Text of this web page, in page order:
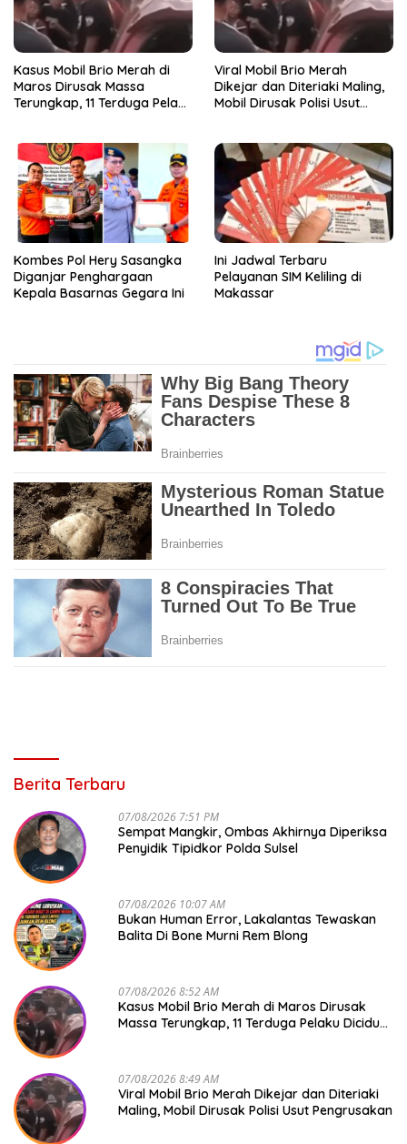
Kasus Mobil Brio Merah di
Maros Dirusak Massa
Terungkap, 11 Terduga Pelaku
Viral Mobil Brio Merah
Dikejar dan Diteriaki Maling,
Mobil Dirusak Polisi Usut
Kombes Pol Hery Sasangka
Diganjar Penghargaan
Kepala Basarnas Gegara Ini
Ini Jadwal Terbaru
Pelayanan SIM Keliling di
Makassar
Berita Terbaru
07/08/2026 7:51 PM
Sempat Mangkir, Ombas Akhirnya Diperiksa
Penyidik Tipidkor Polda Sulsel
07/08/2026 10:07 AM
Bukan Human Error, Lakalantas Tewaskan
Balita Di Bone Murni Rem Blong
07/08/2026 8:52 AM
Kasus Mobil Brio Merah di Maros Dirusak
Massa Terungkap, 11 Terduga Pelaku Diciduk
07/08/2026 8:49 AM
Viral Mobil Brio Merah Dikejar dan Diteriaki
Maling, Mobil Dirusak Polisi Usut Pengrusakan